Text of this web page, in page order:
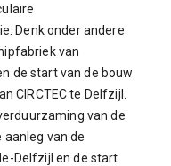
Denk onder andere
van
de start van de bouw
CIRCTEC te Delfzijl.
van de
van de
Delfzijl en de start